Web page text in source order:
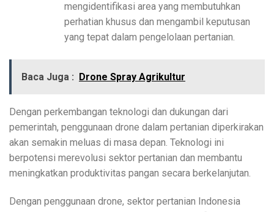
mengidentifikasi area yang membutuhkan
perhatian khusus dan mengambil keputusan
yang tepat dalam pengelolaan pertanian.
Baca Juga : Drone Spray Agrikultur
Dengan perkembangan teknologi dan dukungan dari
pemerintah, penggunaan drone dalam pertanian diperkirakan
akan semakin meluas di masa depan. Teknologi ini
berpotensi merevolusi sektor pertanian dan membantu
meningkatkan produktivitas pangan secara berkelanjutan.
Dengan penggunaan drone, sektor pertanian Indonesia